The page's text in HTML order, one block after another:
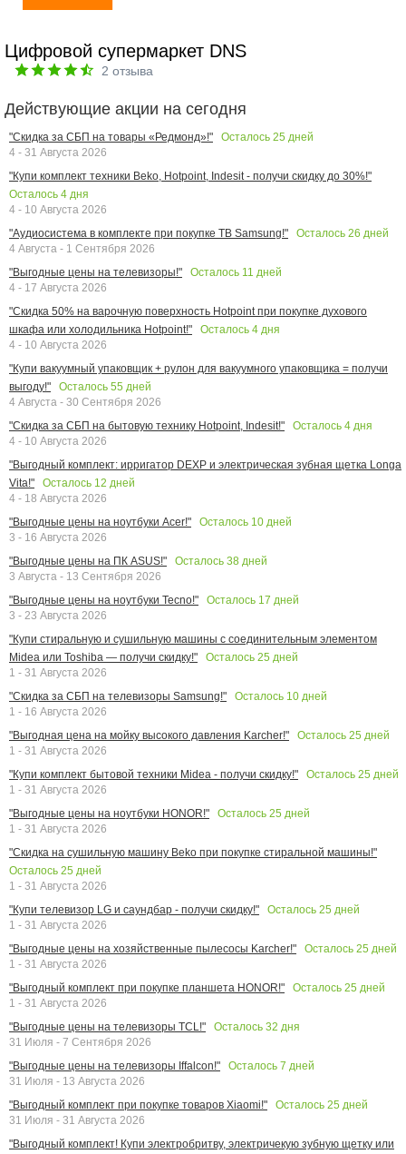
Цифровой супермаркет DNS
2 отзыва
Действующие акции на сегодня
"Скидка за СБП на товары «Редмонд»!" Осталось 25 дней
4 - 31 Августа 2026
"Купи комплект техники Beko, Hotpoint, Indesit - получи скидку до 30%!"
Осталось 4 дня
4 - 10 Августа 2026
"Аудиосистема в комплекте при покупке ТВ Samsung!"
Осталось 26 дней
4 Августа - 1 Сентября 2026
"Выгодные цены на телевизоры!"
Осталось 11 дней
4 - 17 Августа 2026
"Скидка 50% на варочную поверхность Hotpoint при покупке духового
шкафа или холодильника Hotpoint!"
Осталось 4 дня
4 - 10 Августа 2026
"Купи вакуумный упаковщик + рулон для вакуумного упаковщика = получи
выгоду!"
Осталось 55 дней
4 Августа - 30 Сентября 2026
"Скидка за СБП на бытовую технику Hotpoint, Indesit!"
Осталось 4 дня
4 - 10 Августа 2026
"Выгодный комплект: ирригатор DEXP и электрическая зубная щетка Longa
Vita!"
Осталось 12 дней
4 - 18 Августа 2026
"Выгодные цены на ноутбуки Acer!"
Осталось 10 дней
3 - 16 Августа 2026
"Выгодные цены на ПК ASUS!"
Осталось 38 дней
3 Августа - 13 Сентября 2026
"Выгодные цены на ноутбуки Tecno!"
Осталось 17 дней
3 - 23 Августа 2026
"Купи стиральную и сушильную машины с соединительным элементом
Midea или Toshiba — получи скидку!"
Осталось 25 дней
1 - 31 Августа 2026
"Скидка за СБП на телевизоры Samsung!"
Осталось 10 дней
1 - 16 Августа 2026
"Выгодная цена на мойку высокого давления Karcher!"
Осталось 25 дней
1 - 31 Августа 2026
"Купи комплект бытовой техники Midea - получи скидку!"
Осталось 25 дней
1 - 31 Августа 2026
"Выгодные цены на ноутбуки HONOR!"
Осталось 25 дней
1 - 31 Августа 2026
"Скидка на сушильную машину Beko при покупке стиральной машины!"
Осталось 25 дней
1 - 31 Августа 2026
"Купи телевизор LG и саундбар - получи скидку!"
Осталось 25 дней
1 - 31 Августа 2026
"Выгодные цены на хозяйственные пылесосы Karcher!"
Осталось 25 дней
1 - 31 Августа 2026
"Выгодный комплект при покупке планшета HONOR!"
Осталось 25 дней
1 - 31 Августа 2026
"Выгодные цены на телевизоры TCL!"
Осталось 32 дня
31 Июля - 7 Сентября 2026
"Выгодные цены на телевизоры Iffalcon!"
Осталось 7 дней
31 Июля - 13 Августа 2026
"Выгодный комплект при покупке товаров Xiaomi!"
Осталось 25 дней
31 Июля - 31 Августа 2026
"Выгодный комплект! Купи электробритву, электричекую зубную щетку или